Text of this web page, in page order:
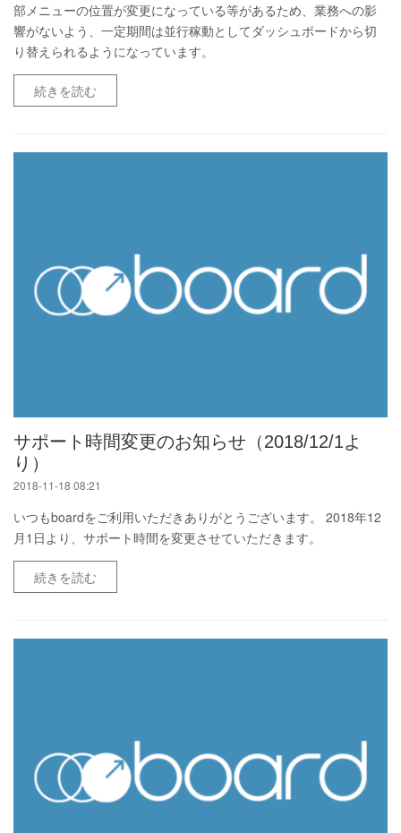
部メニューの位置が変更になっている等があるため、業務への影
響がないよう、一定期間は並行稼動としてダッシュボードから切
り替えられるようになっています。
続きを読む
サポート時間変更のお知らせ（2018/12/1よ
り）
2018-11-18 08:21
いつもboardをご利用いただきありがとうございます。 2018年12
月1日より、サポート時間を変更させていただきます。
続きを読む